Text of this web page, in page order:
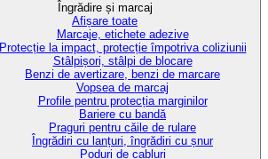
Îngrădire și marcaj
Afișare toate
Marcaje, etichete adezive
Protecție la impact, protecție împotriva coliziunii
Stâlpișori, stâlpi de blocare
Benzi de avertizare, benzi de marcare
Vopsea de marcaj
Profile pentru protecția marginilor
Bariere cu bandă
Praguri pentru căile de rulare
Îngrădiri cu lanțuri, îngrădiri cu șnur
Poduri de cabluri